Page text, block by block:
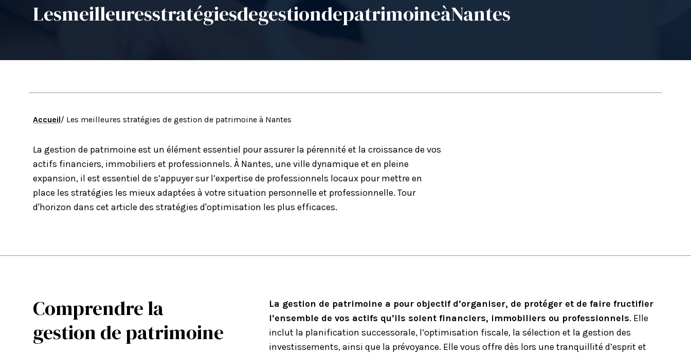
​​​​​​​LesmeilleuresstratégiesdegestiondepatrimoineàNantes
Accueil/ ​​​​​​​Les meilleures stratégies de gestion de patrimoine à Nantes
La gestion de patrimoine est un élément essentiel pour assurer la pérennité et la croissance de vos
actifs financiers, immobiliers et professionnels. À Nantes, une ville dynamique et en pleine
expansion, il est essentiel de s’appuyer sur l’expertise de professionnels locaux pour mettre en
place les stratégies les mieux adaptées à votre situation personnelle et professionnelle. Tour
d'horizon dans cet article des stratégies d'optimisation les plus efficaces.
Comprendre la
gestion de patrimoine
La gestion de patrimoine a pour objectif d’organiser, de protéger et de faire fructifier
l’ensemble de vos actifs qu’ils soient financiers, immobiliers ou professionnels. Elle
inclut la planification successorale, l’optimisation fiscale, la sélection et la gestion des
investissements, ainsi que la prévoyance. Elle vous offre dès lors une tranquillité d’esprit et